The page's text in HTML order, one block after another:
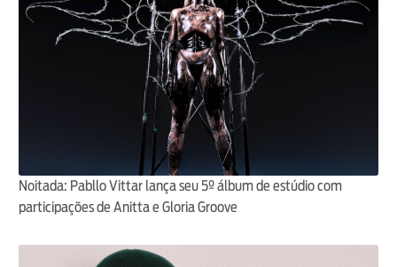
Noitada: Pabllo Vittar lança seu 5º álbum de estúdio com
participações de Anitta e Gloria Groove